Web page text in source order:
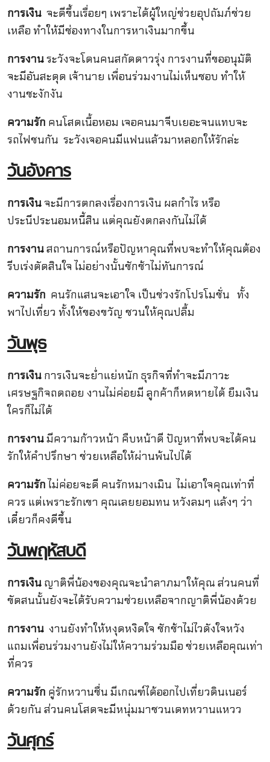
การเงิน จะดีขึ้นเรื่อยๆ เพราะได้ผู้ใหญ่ช่วยอุปถัมภ์ช่วย
เหลือ ทำให้มีช่องทางในการหาเงินมากขึ้น
การงานระวังจะโดนคนสกัดดาวรุ่ง การงานที่ขออนุมัติ
จะมีอันสะดุด เจ้านาย เพื่อนร่วมงานไม่เห็นชอบ ทำให้
งานชะงักงัน
ความรัก คนโสดเนื้อหอม เจอคนมาจีบเยอะจนแทบจะ
รถไฟชนกัน ระวังเจอคนมีแฟนแล้วมาหลอกให้รักล่ะ
วันอังคาร
การเงินจะมีการตกลงเรื่องการเงิน ผลกำไร หรือ
ประนีประนอมหนี้สิน แต่คุณยังตกลงกันไม่ได้
การงานสถานการณ์หรือปัญหาคุณที่พบจะทำให้คุณต้อง
รีบเร่งตัดสินใจ ไม่อย่างนั้นชักช้าไม่ทันการณ์
ความรัก คนรักแสนจะเอาใจ เป็นช่วงรักโปรโมชั่น ทั้ง
พาไปเที่ยว ทั้งให้ของขวัญ ชวนให้คุณปลื้ม
วันพุธ
การเงิน การเงินจะย่ำแย่หนัก ธุรกิจที่ทำจะมีภาวะ
เศรษฐกิจถดถอย งานไม่ค่อยมี ลูกค้าก็หดหายได้ ยืมเงิน
ใครก็ไม่ได้
การงานมีความก้าวหน้า คืบหน้าดี ปัญหาที่พบจะได้คน
รักให้คำปรึกษา ช่วยเหลือให้ผ่านพ้นไปได้
ความรัก ไม่ค่อยจะดี คนรักหมางเมิน ไม่เอาใจคุณเท่าที่
ควร แต่เพราะรักเขา คุณเลยยอมทน หวังลมๆ แล้งๆ ว่า
เดี๋ยวก็คงดีขึ้น
วันพฤหัสบดี
การเงิน ญาติพี่น้องของคุณจะนำลาภมาให้คุณ ส่วนคนที่
ขัดสนนั้นยังจะได้รับความช่วยเหลือจากญาติพี่น้องด้วย
การงาน งานยังทำให้หงุดหงิดใจ ชักช้าไม่ไวดังใจหวัง
แถมเพื่อนร่วมงานยังไม่ให้ความร่วมมือ ช่วยเหลือคุณเท่า
ที่ควร
ความรัก คู่รักหวานชื่น มีเกณฑ์ได้ออกไปเที่ยวดินเนอร์
ด้วยกัน ส่วนคนโสดจะมีหนุ่มมาชวนเดทหวานแหวว
วันศุกร์